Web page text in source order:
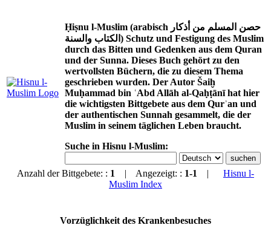
Ḥiṣnu l-Muslim (arabisch حصن المسلم من أذكار
الكتاب والسنة) Schutz und Festigung des Muslim
durch das Bitten und Gedenken aus dem Quran
und der Sunna. Dieses Buch gehört zu den
wertvollsten Büchern, die zu diesem Thema
geschrieben wurden. Der Autor Šaiḫ
Muḥammad bin ʿAbd Allāh al-Qaḥṭānī hat hier
die wichtigsten Bittgebete aus dem Qurʾan und
der authentischen Sunnah gesammelt, die der
Muslim in seinem täglichen Leben braucht.
Suche in Hisnu l-Muslim:
Anzahl der Bittgebete: : 1 | Angezeigt: : 1-1 | Hisnu l-
Muslim Index
Vorzüglichkeit des Krankenbesuches